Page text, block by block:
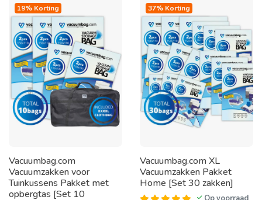
19% Korting
Vacuumbag.com
Vacuumzakken voor
Tuinkussens Pakket met
opbergtas [Set 10
37% Korting
Vacuumbag.com XL
Vacuumzakken Pakket
Home [Set 30 zakken]